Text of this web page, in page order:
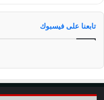
تابعنا على فيسبوك